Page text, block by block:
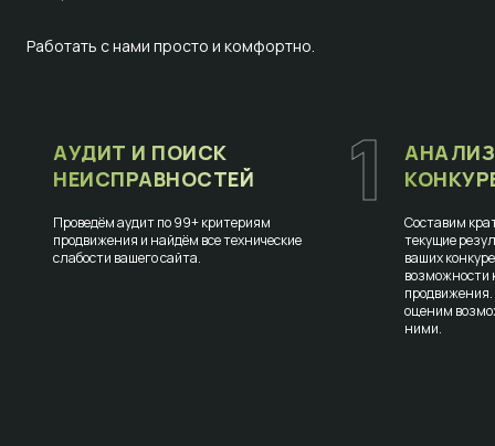
Работать с нами просто и комфортно.
1
АУДИТ И ПОИСК
НЕИСПРАВНОСТЕЙ
Проведём аудит по 99+ критериям
продвижения и найдём все технические
слабости вашего сайта.
Составим
текущие
ваших
возможности
оценим
ними.